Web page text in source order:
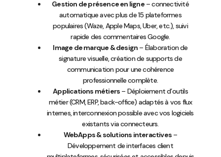
Gestion de présence en ligne– connectivité
automatique avec plus de 15 plateformes
populaires (Waze, Apple Maps, Uber, etc.), suivi
rapide des commentaires Google.
Image de marque & design – Élaboration de
signature visuelle, création de supports de
communication pour une cohérence
professionnelle complète.
Applications métiers – Déploiement d’outils
métier (CRM, ERP, back-office) adaptés à vos flux
internes, interconnexion possible avec vos logiciels
existants via connecteurs.
WebApps & solutions interactives –
Développement de interfaces client